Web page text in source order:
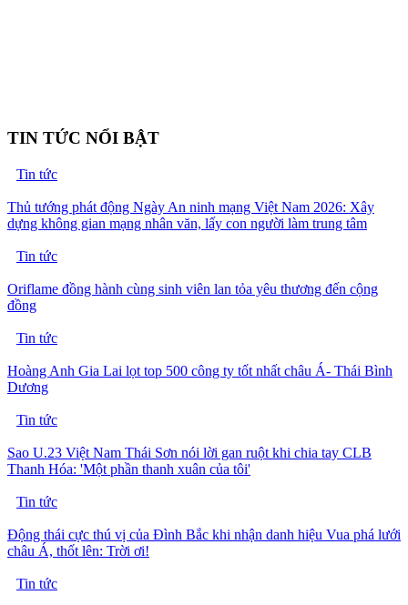
TIN TỨC NỔI BẬT
Tin tức
Thủ tướng phát động Ngày An ninh mạng Việt Nam 2026: Xây
dựng không gian mạng nhân văn, lấy con người làm trung tâm
Tin tức
Oriflame đồng hành cùng sinh viên lan tỏa yêu thương đến cộng
đồng
Tin tức
Hoàng Anh Gia Lai lọt top 500 công ty tốt nhất châu Á- Thái Bình
Dương
Tin tức
Sao U.23 Việt Nam Thái Sơn nói lời gan ruột khi chia tay CLB
Thanh Hóa: 'Một phần thanh xuân của tôi'
Tin tức
Động thái cực thú vị của Đình Bắc khi nhận danh hiệu Vua phá lưới
châu Á, thốt lên: Trời ơi!
Tin tức